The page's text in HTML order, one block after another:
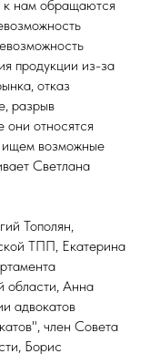
к нам обращаются
продукции из-за
отказ
разрыв
они относятся
возможные
Светлана
Тополян,
ТПП, Екатерина
области, Анна
адвокатов
член Совета
Борис